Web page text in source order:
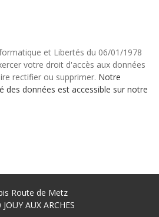
et Libertés du 06/01/1978
votre droit d'accès aux données
rectifier ou supprimer. Notre
des données est accessible sur notre
Route de Metz
JOUY AUX ARCHES